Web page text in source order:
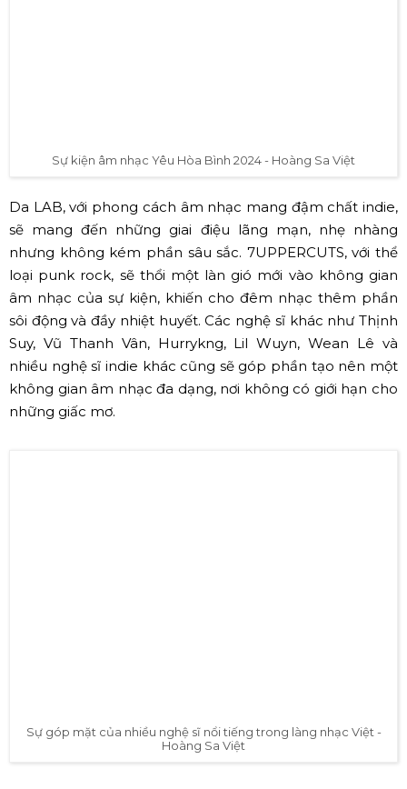
Sự kiện âm nhạc Yêu Hòa Bình 2024 - Hoàng Sa Việt
Da LAB, với phong cách âm nhạc mang đậm chất indie,
sẽ mang đến những giai điệu lãng mạn, nhẹ nhàng
nhưng không kém phần sâu sắc. 7UPPERCUTS, với thể
loại punk rock, sẽ thổi một làn gió mới vào không gian
âm nhạc của sự kiện, khiến cho đêm nhạc thêm phần
sôi động và đầy nhiệt huyết. Các nghệ sĩ khác như Thịnh
Suy, Vũ Thanh Vân, Hurrykng, Lil Wuyn, Wean Lê và
nhiều nghệ sĩ indie khác cũng sẽ góp phần tạo nên một
không gian âm nhạc đa dạng, nơi không có giới hạn cho
những giấc mơ.
Sự góp mặt của nhiều nghệ sĩ nổi tiếng trong làng nhạc Việt -
Hoàng Sa Việt